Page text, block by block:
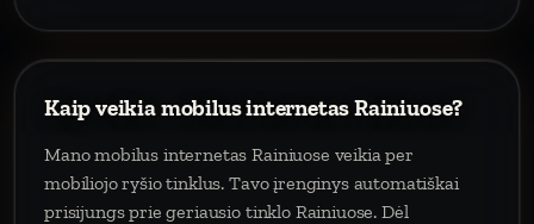
Kaip veikia mobilus internetas Rainiuose?
Mano mobilus internetas Rainiuose veikia per
mobiliojo ryšio tinklus. Tavo įrenginys automatiškai
prisijungs prie geriausio tinklo Rainiuose. Dėl